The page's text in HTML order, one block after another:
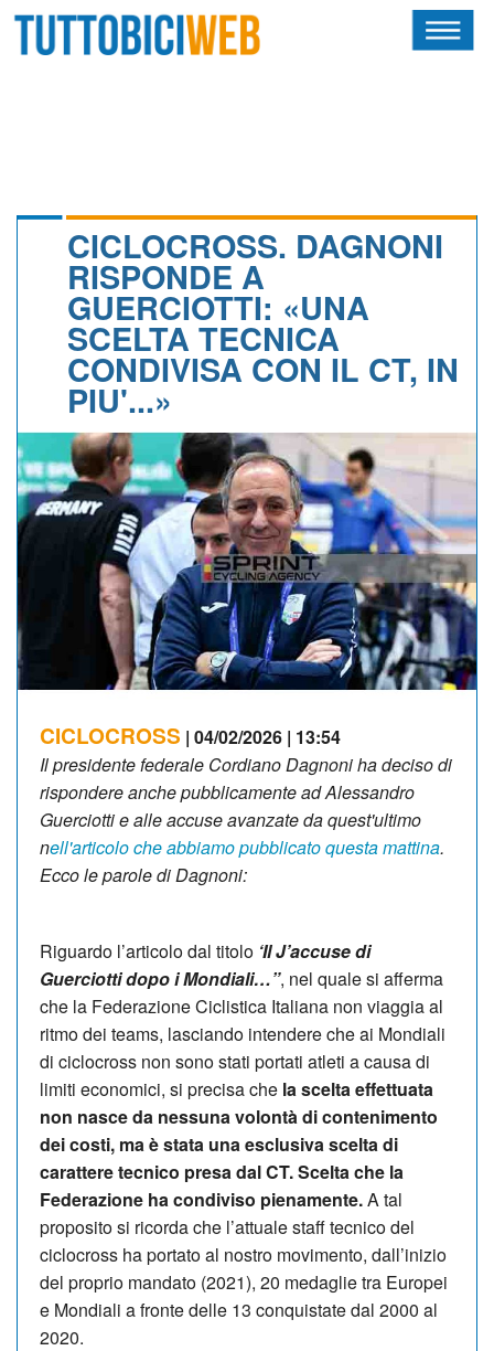
CALENDARIO
ALBI D'ORO
NEWSLETTER
CICLOCROSS. DAGNONI
RISPONDE A
GUERCIOTTI: «UNA
SCELTA TECNICA
CONDIVISA CON IL CT, IN
PIU'...»
CICLOCROSS | 04/02/2026 | 13:54
Il presidente federale Cordiano Dagnoni ha deciso di
rispondere anche pubblicamente ad Alessandro
Guerciotti e alle accuse avanzate da quest'ultimo
nell'articolo che abbiamo pubblicato questa mattina.
Ecco le parole di Dagnoni:
Riguardo l’articolo dal titolo ‘Il J’accuse di
Guerciotti dopo i Mondiali…”, nel quale si afferma
che la Federazione Ciclistica Italiana non viaggia al
ritmo dei teams, lasciando intendere che ai Mondiali
di ciclocross non sono stati portati atleti a causa di
limiti economici, si precisa che la scelta effettuata
non nasce da nessuna volontà di contenimento
dei costi, ma è stata una esclusiva scelta di
carattere tecnico presa dal CT.Scelta che la
Federazione ha condiviso pienamente.A tal
proposito si ricorda che l’attuale staff tecnico del
ciclocross ha portato al nostro movimento, dall’inizio
del proprio mandato (2021), 20 medaglie tra Europei
e Mondiali a fronte delle 13 conquistate dal 2000 al
2020.